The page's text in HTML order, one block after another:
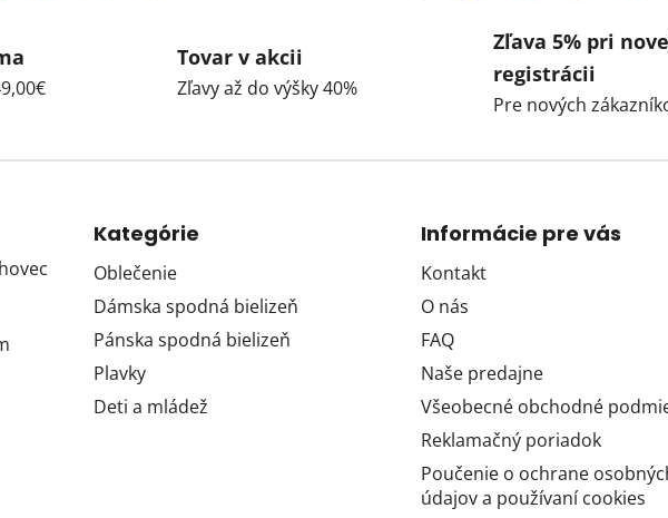
Tovar v akcii
Zľavy až do výšky 40%
Zľava 5% pri
registrácii
Pre nových
Kategórie
Oblečenie
Dámska spodná bielizeň
Pánska spodná bielizeň
Plavky
Deti a mládež
Informácie pre vás
Kontakt
O nás
FAQ
Naše predajne
Všeobecné obchodné
Reklamačný poriadok
Poučenie o ochrane
údajov a používaní cookies